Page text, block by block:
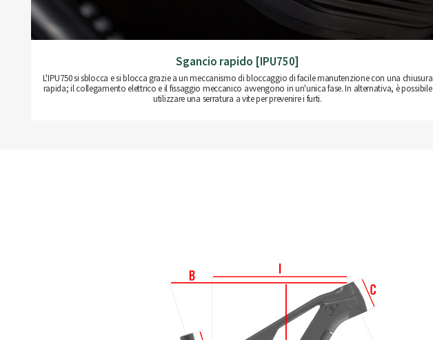
Sgancio rapido [IPU750]
L'IPU750 si sblocca e si blocca grazie a un meccanismo di bloccaggio di facile manutenzione con una chiusura
rapida; il collegamento elettrico e il fissaggio meccanico avvengono in un'unica fase. In alternativa, è possibile
utilizzare una serratura a vite per prevenire i furti.